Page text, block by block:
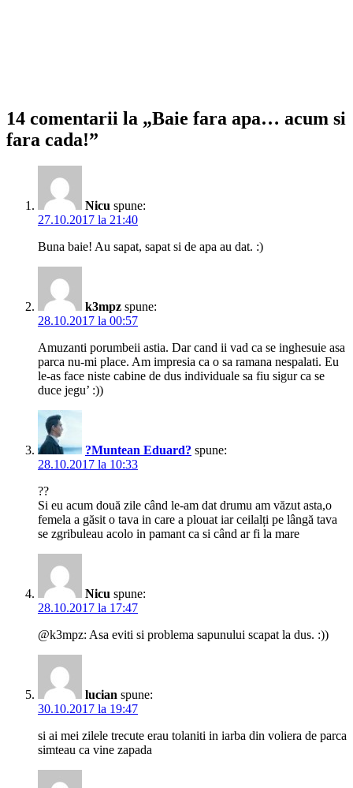
14 comentarii la „Baie fara apa… acum si
fara cada!”
Nicu spune:
27.10.2017 la 21:40
Buna baie! Au sapat, sapat si de apa au dat. :)
k3mpz spune:
28.10.2017 la 00:57
Amuzanti porumbeii astia. Dar cand ii vad ca se inghesuie asa
parca nu-mi place. Am impresia ca o sa ramana nespalati. Eu
le-as face niste cabine de dus individuale sa fiu sigur ca se
duce jegu’ :))
?Muntean Eduard? spune:
28.10.2017 la 10:33
??
Si eu acum două zile când le-am dat drumu am văzut asta,o
femela a găsit o tava in care a plouat iar ceilalți pe lângă tava
se zgribuleau acolo in pamant ca si când ar fi la mare
Nicu spune:
28.10.2017 la 17:47
@k3mpz: Asa eviti si problema sapunului scapat la dus. :))
lucian spune:
30.10.2017 la 19:47
si ai mei zilele trecute erau tolaniti in iarba din voliera de parca
simteau ca vine zapada